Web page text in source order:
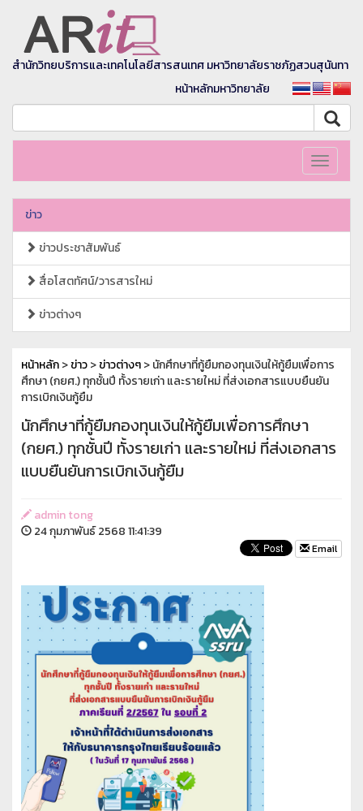
สำนักวิทยบริการและเทคโนโลยีสารสนเทศ มหาวิทยาลัยราชภัฏสวนสุนันทา
หน้าหลักมหาวิทยาลัย
Toggle
ข่าว
ข่าวประชาสัมพันธ์
สื่อโสตทัศน์/วารสารใหม่
ข่าวต่างๆ
หน้าหลัก>ข่าว>ข่าวต่างๆ> นักศึกษาที่กู้ยืมกองทุนเงินให้กู้ยืมเพื่อการ
ศึกษา (กยศ.) ทุกชั้นปี ทั้งรายเก่า และรายใหม่ ที่ส่งเอกสารแบบยืนยัน
การเบิกเงินกู้ยืม
นักศึกษาที่กู้ยืมกองทุนเงินให้กู้ยืมเพื่อการศึกษา
(กยศ.) ทุกชั้นปี ทั้งรายเก่า และรายใหม่ ที่ส่งเอกสาร
แบบยืนยันการเบิกเงินกู้ยืม
admin tong
24 กุมภาพันธ์ 2568 11:41:39
Email